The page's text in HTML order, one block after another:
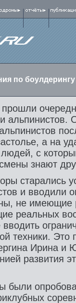
по
альпинистов.
а на
с
знают
старались
и вводили
не имеющие
реальных
техники. Это
Ирина и
развития
были